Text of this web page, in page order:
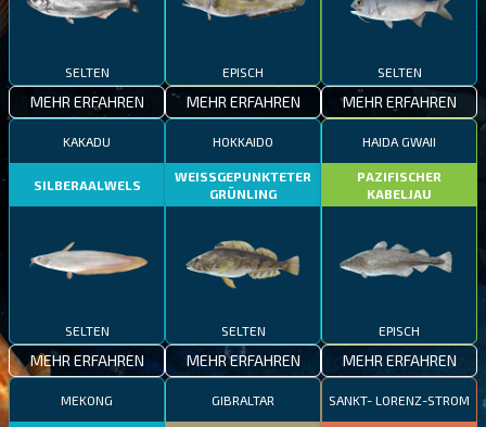
SELTEN
MEHR ERFAHREN
EPISCH
MEHR ERFAHREN
SELTEN
MEHR ERFAHREN
KAKADU
SILBERAALWELS
SELTEN
MEHR ERFAHREN
HOKKAIDO
WEISSGEPUNKTETER
GRÜNLING
SELTEN
MEHR ERFAHREN
HAIDA GWAII
PAZIFISCHER
KABELJAU
EPISCH
MEHR ERFAHREN
MEKONG GIBRALTAR SANKT- LORENZ-STROM